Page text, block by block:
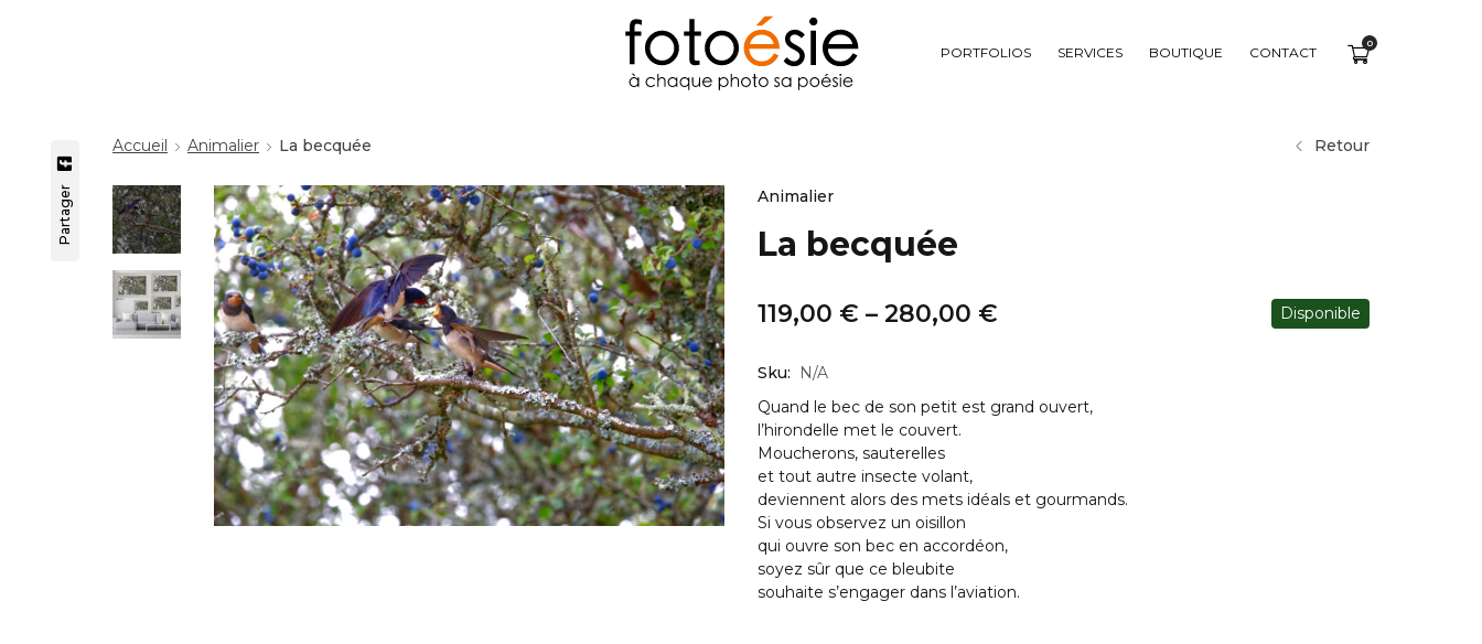
PORTFOLIOS SERVICES BOUTIQUE CONTACT
0
Partager
Accueil Animalier La becquée Retour
Animalier
La becquée
119,00 € – 280,00 € Disponible
Sku:
N/A
Quand le bec de son petit est grand ouvert,
l’hirondelle met le couvert.
Moucherons, sauterelles
et tout autre insecte volant,
deviennent alors des mets idéals et gourmands.
Si vous observez un oisillon
qui ouvre son bec en accordéon,
soyez sûr que ce bleubite
souhaite s’engager dans l’aviation.